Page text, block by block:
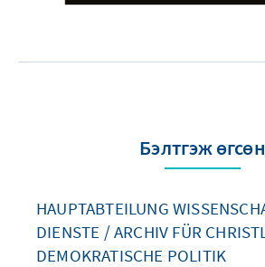
Бэлтгэж өгсөн
HAUPTABTEILUNG
DIENSTE / ARCHIV FÜR
DEMOKRATISCHE POLITIK